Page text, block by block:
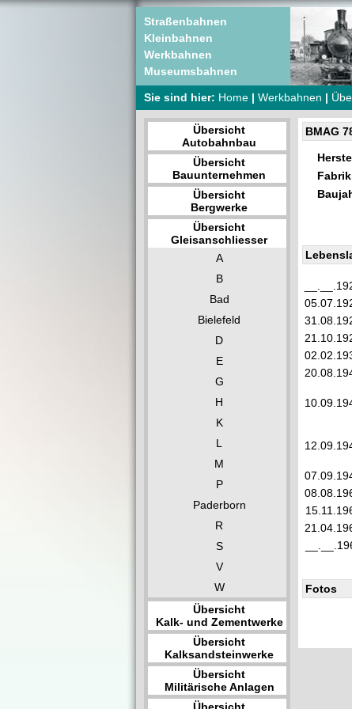
Straßenbahnen
Kleinbahnen
Werkbahnen
Museumsbahnen
Sie sind hier: Home | Werkbahnen |
Übersicht
Autobahnbau
Übersicht
Bauunternehmen
Übersicht
Bergwerke
Übersicht
Gleisanschliesser
A
B
Bad
Bielefeld
D
E
G
H
K
L
M
P
Paderborn
R
S
V
W
Übersicht
Kalk- und Zementwerke
Übersicht
Kalksandsteinwerke
Übersicht
Militärische Anlagen
BMAG
Fotos